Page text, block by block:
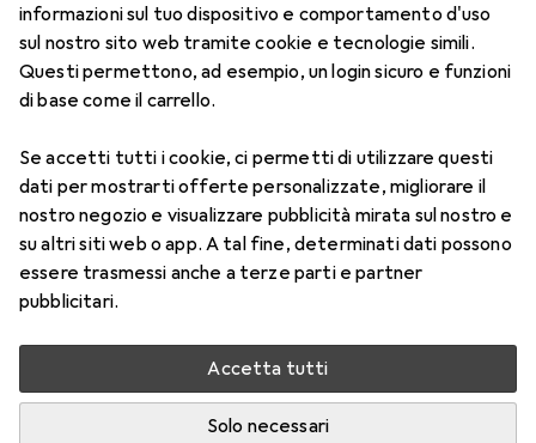
informazioni sul tuo dispositivo e comportamento d'uso
sul nostro sito web tramite cookie e tecnologie simili.
Questi permettono, ad esempio, un login sicuro e funzioni
di base come il carrello.
Se accetti tutti i cookie, ci permetti di utilizzare questi
dati per mostrarti offerte personalizzate, migliorare il
nostro negozio e visualizzare pubblicità mirata sul nostro e
su altri siti web o app. A tal fine, determinati dati possono
essere trasmessi anche a terze parti e partner
pubblicitari.
Accetta tutti
Solo necessari
Prodotti Forum